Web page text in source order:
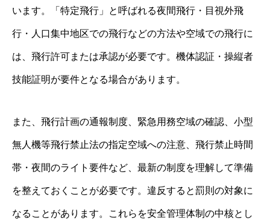
います。「特定飛行」と呼ばれる夜間飛行・目視外飛
行・人口集中地区での飛行などの方法や空域での飛行に
は、飛行許可または承認が必要です。機体認証・操縦者
技能証明が要件となる場合があります。
また、飛行計画の通報制度、緊急用務空域の確認、小型
無人機等飛行禁止法の指定空域への注意、飛行禁止時間
帯・夜間のライト要件など、最新の制度を理解して準備
を整えておくことが必要です。違反すると罰則の対象に
なることがあります。これらを安全管理体制の中核とし